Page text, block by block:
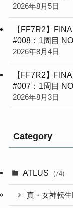
2026年8月5日
【FF7R2】
#008：1周目
2026年8月4日
【FF7R2】
#007：1周目
2026年8月3日
Category
ATLUS (74)
真・女神転